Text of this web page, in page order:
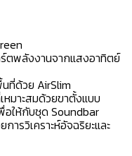
ตพลังงานจากแสงอาทิตย์
ที่ด้วย AirSlim
หมาะสมด้วยขาตั้งแบบ
อให้กับชุด Soundbar
ารวิเคราะห์อัจฉริยะและ